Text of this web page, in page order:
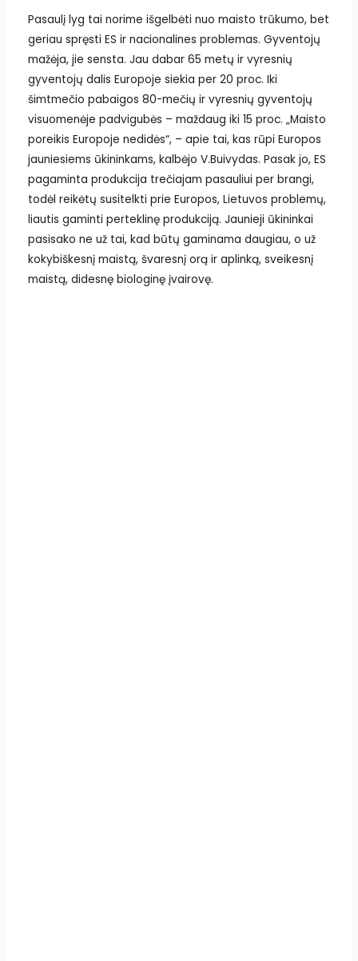
Pasaulį lyg tai norime išgelbėti nuo maisto trūkumo, bet
geriau spręsti ES ir nacionalines problemas. Gyventojų
mažėja, jie sensta. Jau dabar 65 metų ir vyresnių
gyventojų dalis Europoje siekia per 20 proc. Iki
šimtmečio pabaigos 80-mečių ir vyresnių gyventojų
visuomenėje padvigubės – maždaug iki 15 proc. „Maisto
poreikis Europoje nedidės“, – apie tai, kas rūpi Europos
jauniesiems ūkininkams, kalbėjo V.Buivydas. Pasak jo, ES
pagaminta produkcija trečiajam pasauliui per brangi,
todėl reikėtų susitelkti prie Europos, Lietuvos problemų,
liautis gaminti perteklinę produkciją. Jaunieji ūkininkai
pasisako ne už tai, kad būtų gaminama daugiau, o už
kokybiškesnį maistą, švaresnį orą ir aplinką, sveikesnį
maistą, didesnę biologinę įvairovę.